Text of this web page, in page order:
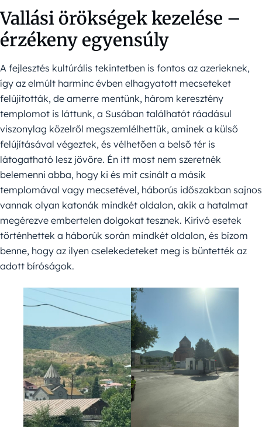
Vallási örökségek kezelése –
érzékeny egyensúly
A fejlesztés kultúrális tekintetben is fontos az azerieknek,
így az elmúlt harminc évben elhagyatott mecseteket
felújították, de amerre mentünk, három keresztény
templomot is láttunk, a Susában találhatót ráadásul
viszonylag közelről megszemlélhettük, aminek a külső
felújításával végeztek, és vélhetően a belső tér is
látogatható lesz jövőre. Én itt most nem szeretnék
belemenni abba, hogy ki és mit csinált a másik
templomával vagy mecsetével, háborús időszakban sajnos
vannak olyan katonák mindkét oldalon, akik a hatalmat
megérezve embertelen dolgokat tesznek. Kirívó esetek
történhettek a háborúk során mindkét oldalon, és bízom
benne, hogy az ilyen cselekedeteket meg is büntették az
adott bíróságok.